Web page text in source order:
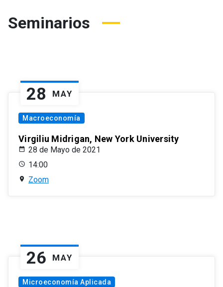
Seminarios
28 MAY
Macroeconomía
Virgiliu Midrigan, New York University
28 de Mayo de 2021
14:00
Zoom
26 MAY
Microeconomía Aplicada